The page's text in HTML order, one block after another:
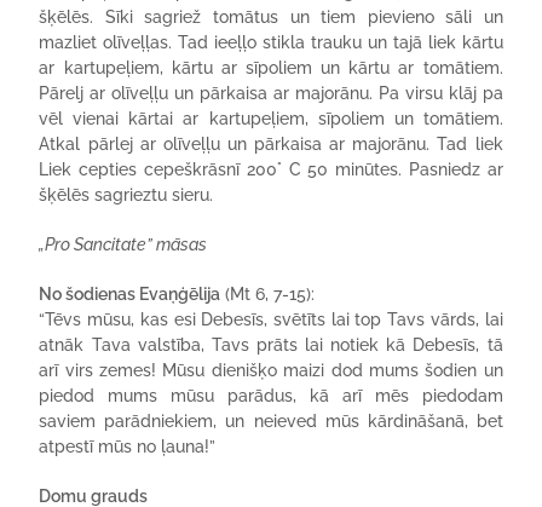
šķēlēs. Sīki sagriež tomātus un tiem pievieno sāli un
mazliet olīveļļas. Tad ieeļļo stikla trauku un tajā liek kārtu
ar kartupeļiem, kārtu ar sīpoliem un kārtu ar tomātiem.
Pārelj ar olīveļļu un pārkaisa ar majorānu. Pa virsu klāj pa
vēl vienai kārtai ar kartupeļiem, sīpoliem un tomātiem.
Atkal pārlej ar olīveļļu un pārkaisa ar majorānu. Tad liek
Liek cepties cepeškrāsnī 200° C 50 minūtes. Pasniedz ar
šķēlēs sagrieztu sieru.
„Pro Sancitate” māsas
No šodienas Evaņģēlija (Mt 6, 7-15):
“Tēvs mūsu, kas esi Debesīs, svētīts lai top Tavs vārds, lai
atnāk Tava valstība, Tavs prāts lai notiek kā Debesīs, tā
arī virs zemes! Mūsu dienišķo maizi dod mums šodien un
piedod mums mūsu parādus, kā arī mēs piedodam
saviem parādniekiem, un neieved mūs kārdināšanā, bet
atpestī mūs no ļauna!”
Domu grauds